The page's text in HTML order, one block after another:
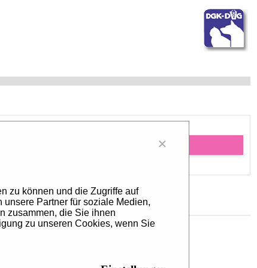
×
zu können und die Zugriffe auf
Partner für soziale Medien,
zusammen, die Sie ihnen
zu unseren Cookies, wenn Sie